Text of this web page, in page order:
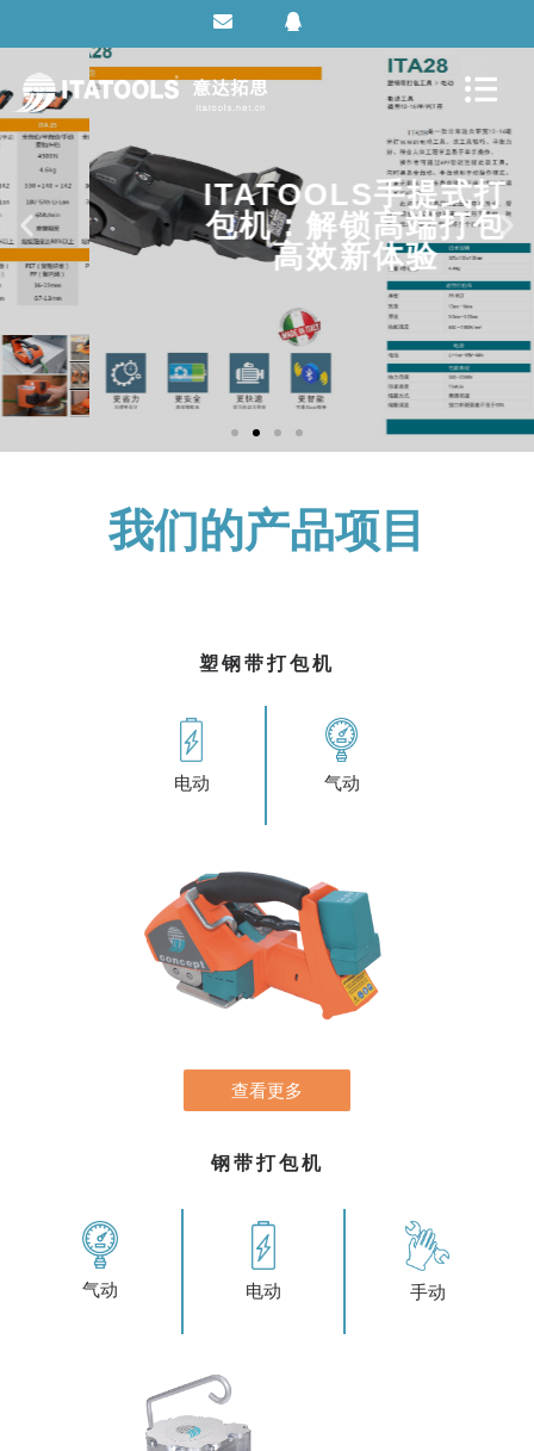
ITATOOLS手提式打
包机：解锁高端打包
高效新体验
我们的产品项目
塑钢带打包机
电动 气动
查看更多
钢带打包机
气动 电动 手动